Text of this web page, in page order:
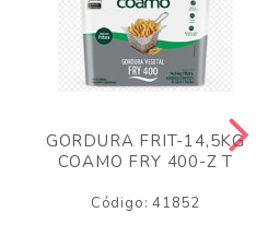
GORDURA FRIT-14,5KG
COAMO FRY 400-Z T
Código: 41852